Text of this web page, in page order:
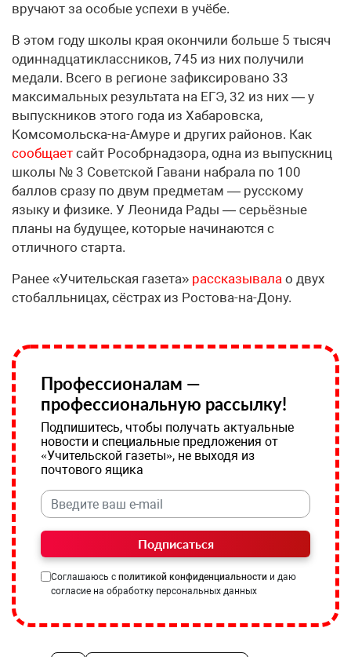
вручают за особые успехи в учёбе.
В этом году школы края окончили больше 5 тысяч
одиннадцатиклассников, 745 из них получили
медали. Всего в регионе зафиксировано 33
максимальных результата на ЕГЭ, 32 из них — у
выпускников этого года из Хабаровска,
Комсомольска-на-Амуре и других районов. Как
сообщает сайт Рособрнадзора, одна из выпускниц
школы № 3 Советской Гавани набрала по 100
баллов сразу по двум предметам — русскому
языку и физике. У Леонида Рады — серьёзные
планы на будущее, которые начинаются с
отличного старта.
Ранее «Учительская газета» рассказывала о двух
стобалльницах, сёстрах из Ростова-на-Дону.
Профессионалам —
профессиональную рассылку!
Подпишитесь, чтобы получать актуальные
новости и специальные предложения от
«Учительской газеты», не выходя из
почтового ящика
Подписаться
Соглашаюсь с политикой конфиденциальности и даю
согласие на обработку персональных данных